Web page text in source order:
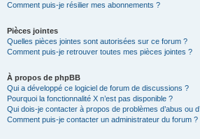
Comment puis-je résilier mes abonnements ?
Pièces jointes
Quelles pièces jointes sont autorisées sur ce forum ?
Comment puis-je retrouver toutes mes pièces jointes ?
À propos de phpBB
Qui a développé ce logiciel de forum de discussions ?
Pourquoi la fonctionnalité X n’est pas disponible ?
Qui dois-je contacter à propos de problèmes d’abus ou
Comment puis-je contacter un administrateur du forum ?